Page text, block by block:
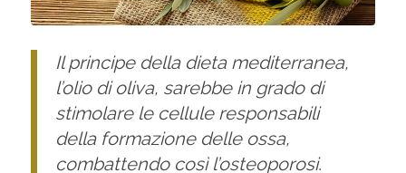
Il principe della dieta mediterranea,
l’olio di oliva, sarebbe in grado di
stimolare le cellule responsabili
della formazione delle ossa,
combattendo così l’osteoporosi.